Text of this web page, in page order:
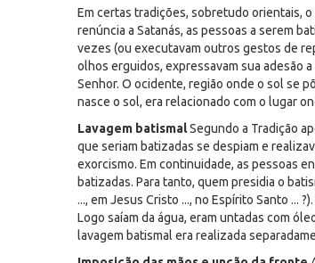
Em certas tradições, sobretudo orientais,
renúncia a Satanás, as pessoas a serem
vezes (ou executavam outros gestos de
olhos erguidos, expressavam sua adesão
Senhor. O ocidente, região onde o sol se
nasce o sol, era relacionado com o lugar
Lavagem batismalSegundo a Tradição
que seriam batizadas se despiam e
exorcismo. Em continuidade, as pessoas
batizadas. Para tanto, quem presidia o
..., em Jesus Cristo ..., no Espírito Santo ...
Logo saíam da água, eram untadas com
lavagem batismal era realizada